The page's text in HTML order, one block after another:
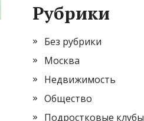
Рубрики
Без рубрики
Москва
Недвижимость
Общество
Подростковые клубы